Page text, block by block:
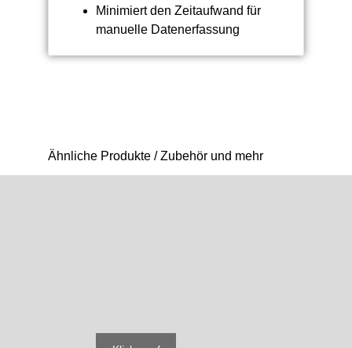
Minimiert den Zeitaufwand für
manuelle Datenerfassung
Ähnliche Produkte / Zubehör und mehr